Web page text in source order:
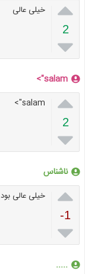

2

خیلی عالی
salam">

2

salam">
ناشناس

-1

خیلی عالی بود
.....